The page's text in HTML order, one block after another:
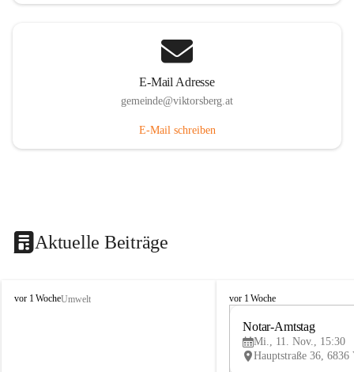
E-Mail Adresse
gemeinde@viktorsberg.at
E-Mail schreiben
Aktuelle Beiträge
V
vor 1 WocheUmwelt
V
vor 1 Woche
Notar-Amtstag
Mi., 11. Nov., 15:30